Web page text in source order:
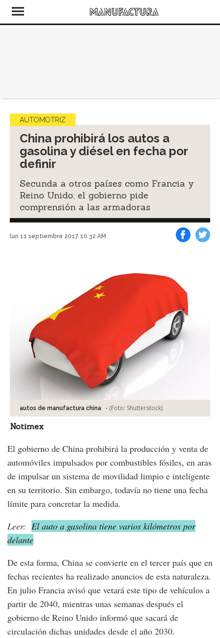
AUTOMOTRIZ
China prohibirá los autos a
gasolina y diésel en fecha por
definir
Secunda a otros países como Francia y
Reino Unido; el gobierno pide
comprensión a las armadoras
lun 11 septiembre 2017 10:32 AM
autos de manufactura china - (Foto: Shutterstock)
Notimex
El gobierno de China prohibirá la producción y venta de
automóviles impulsados por combustibles fósiles, en aras
de impulsar un sistema de movilidad limpio e inteligente
en su territorio. Sin embargo, todavía no tiene una fecha
límite para concretar la medida.
Leer: El auto a gasolina tiene varios kilómetros por
delante
De esta forma, China se convierte en el tercer país que en
fechas recientes ha realizado anuncios de esta naturaleza.
En julio Francia avisó que vetará este tipo de vehículos a
partir de 2040, mientras unas semanas después el
gobierno de Reino Unido informó que sacará de
circulación dichas unidades desde el año 2030.